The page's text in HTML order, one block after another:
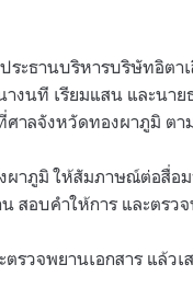
ระธานบริหารบริษัทอิต
งนที เรียมแสน และนา
ศาลจังหวัดทองผาภูมิ ต
าภูมิ ให้สัมภาษณ์ต่อสื่อ
อบคำให้การ และตรวจ
วจพยานเอกสาร แล้วเ